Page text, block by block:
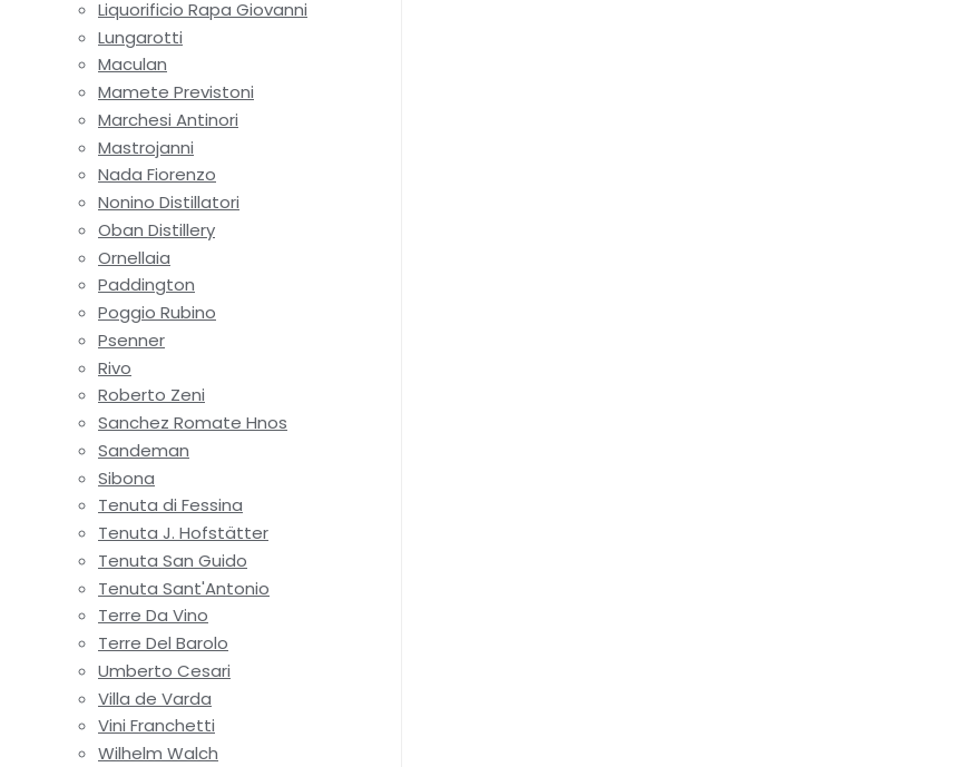
Liquorificio Rapa Giovanni
Lungarotti
Maculan
Mamete Previstoni
Marchesi Antinori
Mastrojanni
Nada Fiorenzo
Nonino Distillatori
Oban Distillery
Ornellaia
Paddington
Poggio Rubino
Psenner
Rivo
Roberto Zeni
Sanchez Romate Hnos
Sandeman
Sibona
Tenuta di Fessina
Tenuta J. Hofstätter
Tenuta San Guido
Tenuta Sant'Antonio
Terre Da Vino
Terre Del Barolo
Umberto Cesari
Villa de Varda
Vini Franchetti
Wilhelm Walch